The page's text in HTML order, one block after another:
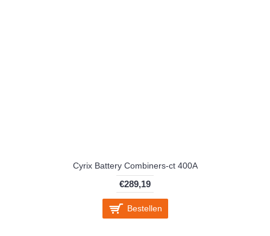
Cyrix Battery Combiners-ct 400A
€289,19
Bestellen